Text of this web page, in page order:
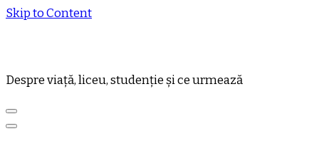
Skip to Content
Despre viață, liceu, studenție și ce urmează